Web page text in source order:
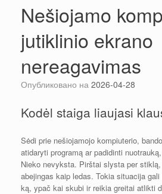
Nešiojamo
jutiklinio ekrano
nereagavimas
Опубликовано на 2026-04-28
Kodėl staiga liaujasi
Sėdi prie nešiojamojo kompiuterio,
atidaryti programą ar padidinti
Nieko nevyksta. Pirštai slysta per
abejingas kaip ledas. Tokia situacija
ką, ypač kai skubi ir reikia greitai atlikti